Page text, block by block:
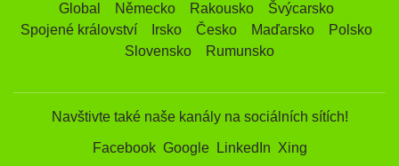
Global Německo Rakousko
Švýcarsko
Spojené království
Irsko Česko Maďarsko
Polsko
Slovensko
Rumunsko
Navštivte také naše kanály na sociálních sítích!
Facebook Google LinkedIn Xing